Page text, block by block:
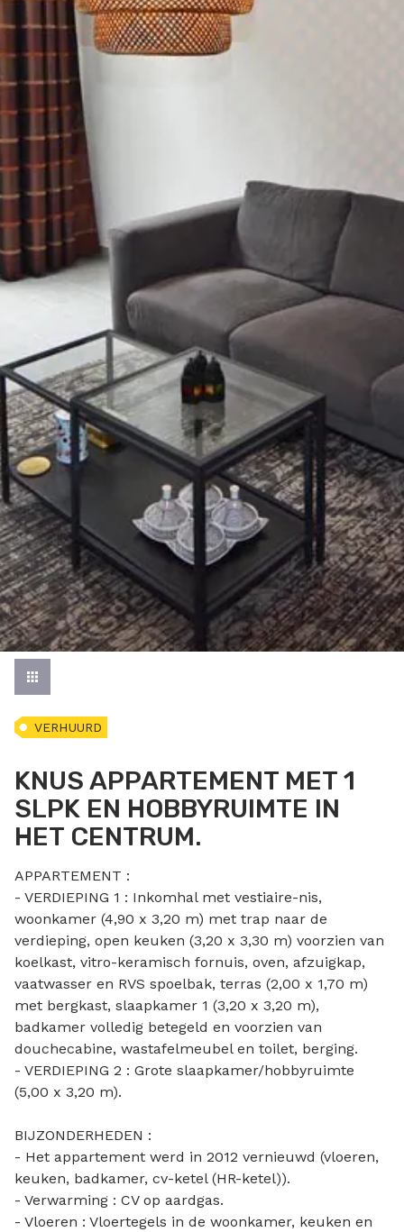
KNUS APPARTEMENT MET 1
SLPK EN HOBBYRUIMTE IN
HET CENTRUM.
VERHUURD
APPARTEMENT :
- VERDIEPING 1 : Inkomhal met vestiaire-nis,
woonkamer (4,90 x 3,20 m) met trap naar de
verdieping, open keuken (3,20 x 3,30 m) voorzien van
koelkast, vitro-keramisch fornuis, oven, afzuigkap,
vaatwasser en RVS spoelbak, terras (2,00 x 1,70 m)
met bergkast, slaapkamer 1 (3,20 x 3,20 m),
badkamer volledig betegeld en voorzien van
douchecabine, wastafelmeubel en toilet, berging.
- VERDIEPING 2 : Grote slaapkamer/hobbyruimte
(5,00 x 3,20 m).
BIJZONDERHEDEN :
- Het appartement werd in 2012 vernieuwd (vloeren,
keuken, badkamer, cv-ketel (HR-ketel)).
- Verwarming : CV op aardgas.
- Vloeren : Vloertegels in de woonkamer, keuken en